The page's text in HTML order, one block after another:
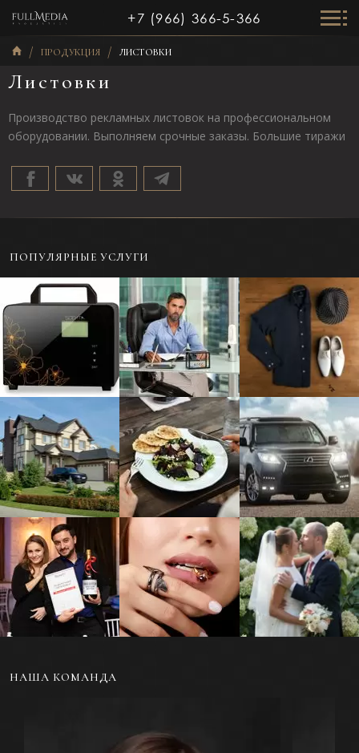
+7 (966) 366-5-366
ПРОДУКЦИЯ ЛИСТОВКИ
Листовки
Производство рекламных листовок на профессиональном
оборудовании. Выполняем срочные заказы. Большие тиражи
ПОПУЛЯРНЫЕ УСЛУГИ
Предметная
фотосъемка для
каталога
Портретная
фотосъемка - Бизнес-
портрет
Фотосъемка одежды
в раскладку или на
модели
Фотосъемка жилой и
коммерческой
недвижимости
Фуд-фотосъемка еды
и напитков для меню
Фотосъемка
автомобилей и
другого транспорта
Репортажная съемка
мероприятий и
событий
Ювелирная
фотосъемка
украшений
Свадебная
фотосъемка
НАША КОМАНДА